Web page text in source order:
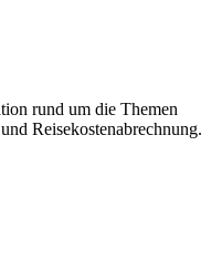
rund um die Themen
Reisekostenabrechnung.